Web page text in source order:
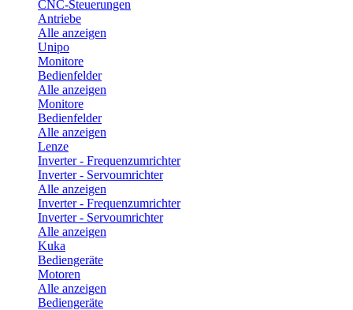
CNC-Steuerungen
Antriebe
Alle anzeigen
Unipo
Monitore
Bedienfelder
Alle anzeigen
Monitore
Bedienfelder
Alle anzeigen
Lenze
Inverter - Frequenzumrichter
Inverter - Servoumrichter
Alle anzeigen
Inverter - Frequenzumrichter
Inverter - Servoumrichter
Alle anzeigen
Kuka
Bediengeräte
Motoren
Alle anzeigen
Bediengeräte